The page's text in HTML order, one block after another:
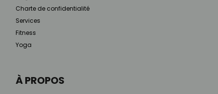
À PROPOS
Charte de confidentialité
Services
Fitness
Yoga